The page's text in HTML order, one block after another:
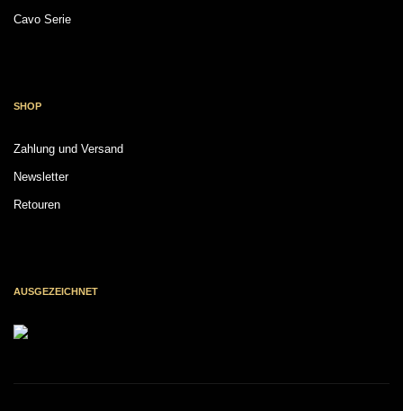
Cavo Serie
SHOP
Zahlung und Versand
Newsletter
Retouren
AUSGEZEICHNET